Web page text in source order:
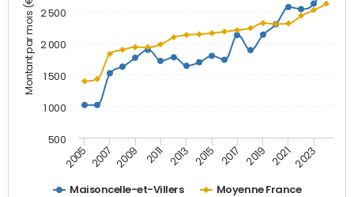
Montant par mois (€)
Maisoncelle-et-Villers Moyenne France
2005 2007 2009 2011 2013 2015 2017 2019 2021 2023
500
1 000
1 500
2 000
2 500